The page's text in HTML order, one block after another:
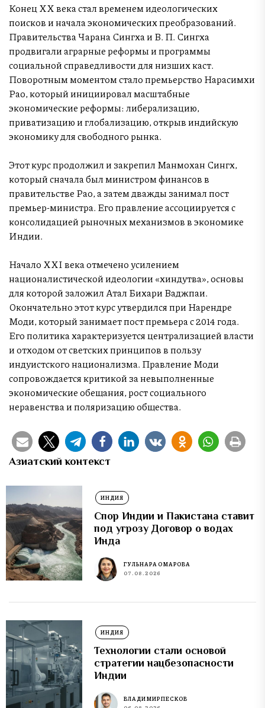
Конец XX века стал временем идеологических
поисков и начала экономических преобразований.
Правительства Чарана Сингха и В. П. Сингха
продвигали аграрные реформы и программы
социальной справедливости для низших каст.
Поворотным моментом стало премьерство Нарасимхи
Рао, который инициировал масштабные
экономические реформы: либерализацию,
приватизацию и глобализацию, открыв индийскую
экономику для свободного рынка.
Этот курс продолжил и закрепил Манмохан Сингх,
который сначала был министром финансов в
правительстве Рао, а затем дважды занимал пост
премьер-министра. Его правление ассоциируется с
консолидацией рыночных механизмов в экономике
Индии.
Начало XXI века отмечено усилением
националистической идеологии «хиндутва», основы
для которой заложил Атал Бихари Ваджпаи.
Окончательно этот курс утвердился при Нарендре
Моди, который занимает пост премьера с 2014 года.
Его политика характеризуется централизацией власти
и отходом от светских принципов в пользу
индуистского национализма. Правление Моди
сопровождается критикой за невыполненные
экономические обещания, рост социального
неравенства и поляризацию общества.
Азиатский контекст
ИНДИЯ
Спор Индии и Пакистана ставит
под угрозу Договор о водах
Инда
ГУЛЬНАРА ОМАРОВА
07.08.2026
ИНДИЯ
Технологии стали основой
стратегии нацбезопасности
Индии
ВЛАДИМИР ПЕСКОВ